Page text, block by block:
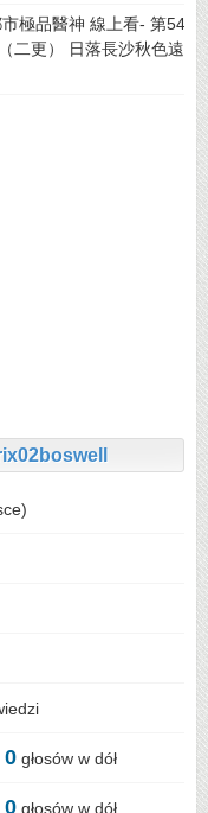
極品醫神 線上看- 第
二更） 日落長沙秋色遠
0 głosów w dół
0 głosów w dół